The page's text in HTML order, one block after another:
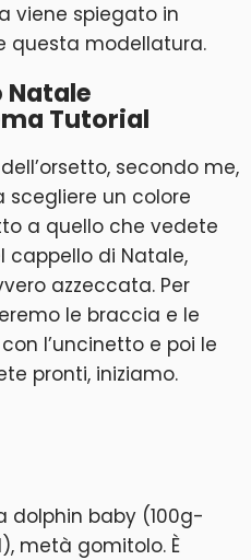
viene spiegato in
questa modellatura.
Natale
Tutorial
secondo me,
scegliere un colore
a quello che vedete
cappello di Natale,
azzeccata. Per
le braccia e le
l’uncinetto e poi le
pronti, iniziamo.
dolphin baby (100g-
metà gomitolo. È